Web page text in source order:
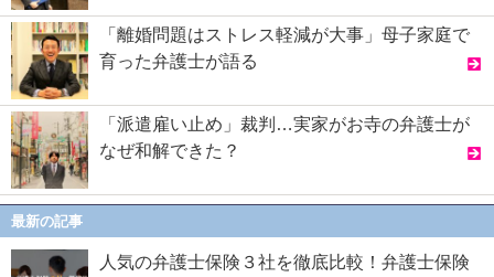
「離婚問題はストレス軽減が大事」母子家庭で
育った弁護士が語る
「派遣雇い止め」裁判…実家がお寺の弁護士が
なぜ和解できた？
最新の記事
人気の弁護士保険３社を徹底比較！弁護士保険